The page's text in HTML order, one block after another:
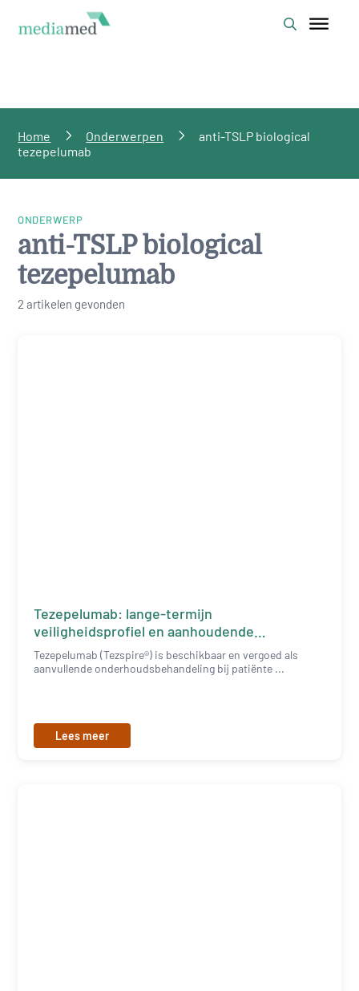
Home Onderwerpen
anti-TSLP biological
tezepelumab
ONDERWERP
anti-TSLP biological
tezepelumab
2 artikelen gevonden
Tezepelumab: lange-termijn
veiligheidsprofiel en aanhoudende
effectiviteit gedurende 2 jaar
Tezepelumab (Tezspire®) is beschikbaar en vergoed als
aanvullende onderhoudsbehandeling bij patiënte ...
Lees meer